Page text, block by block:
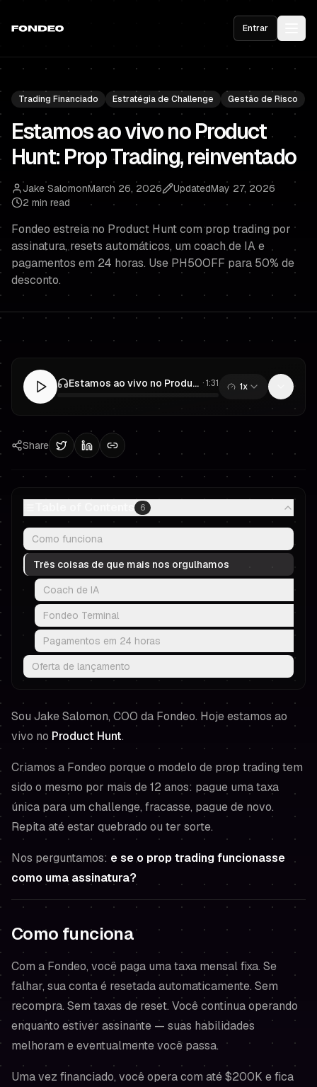
Entrar
Trading Financiado Estratégia de Challenge Gestão de Risco
Estamos ao vivo no Product
Hunt: Prop Trading, reinventado
Jake SalomonMarch 26, 2026 UpdatedMay 27, 2026
2 min read
Fondeo estreia no Product Hunt com prop trading por
assinatura, resets automáticos, um coach de IA e
pagamentos em 24 horas. Use PH50OFF para 50% de
desconto.
Estamos ao vivo no Product Hunt: Prop Trading, reinventado ·1:31 1x
0:00 /
Share
6
Como funciona
Três coisas de que mais nos orgulhamos
Coach de IA
Fondeo Terminal
Pagamentos em 24 horas
Oferta de lançamento
Sou Jake Salomon, COO da Fondeo. Hoje estamos ao
vivo no Product Hunt.
Criamos a Fondeo porque o modelo de prop trading tem
sido o mesmo por mais de 12 anos: pague uma taxa
única para um challenge, fracasse, pague de novo.
Repita até estar quebrado ou ter sorte.
Nos perguntamos: e se o prop trading funcionasse
como uma assinatura?
Como funciona
Com a Fondeo, você paga uma taxa mensal fixa. Se
falhar, sua conta é resetada automaticamente. Sem
recompra. Sem taxas de reset. Você continua operando
enquanto estiver assinante — suas habilidades
melhoram e eventualmente você passa.
Uma vez financiado, você opera com até $200K e fica